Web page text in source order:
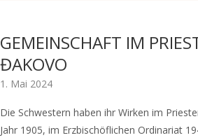
GEMEINSCHAFT IM
ĐAKOVO
1. Mai 2024
Die Schwestern haben ihr Wirken im
Jahr 1905, im Erzbischöflichen Ordinariat